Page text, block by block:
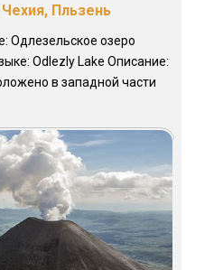
Пльзень
Одлезельское озеро
Odlezly Lake Описание:
в западной части